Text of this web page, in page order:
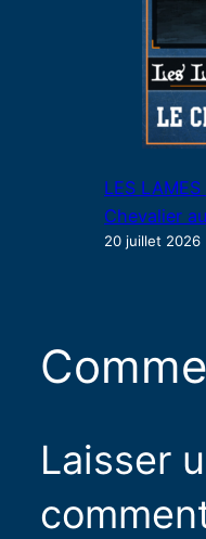
LES
Chevalier
20 juillet 2026
Laisser